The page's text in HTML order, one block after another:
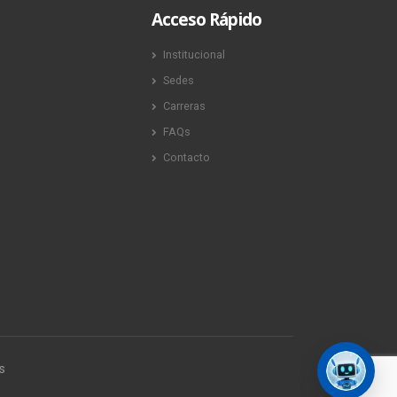
Acceso Rápido
Institucional
Sedes
Carreras
FAQs
Contacto